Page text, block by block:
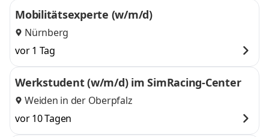
Mobilitätsexperte (w/m/d)
Nürnberg
vor 1 Tag
Werkstudent (w/m/d) im SimRacing-Center
Weiden in der Oberpfalz
vor 10 Tagen